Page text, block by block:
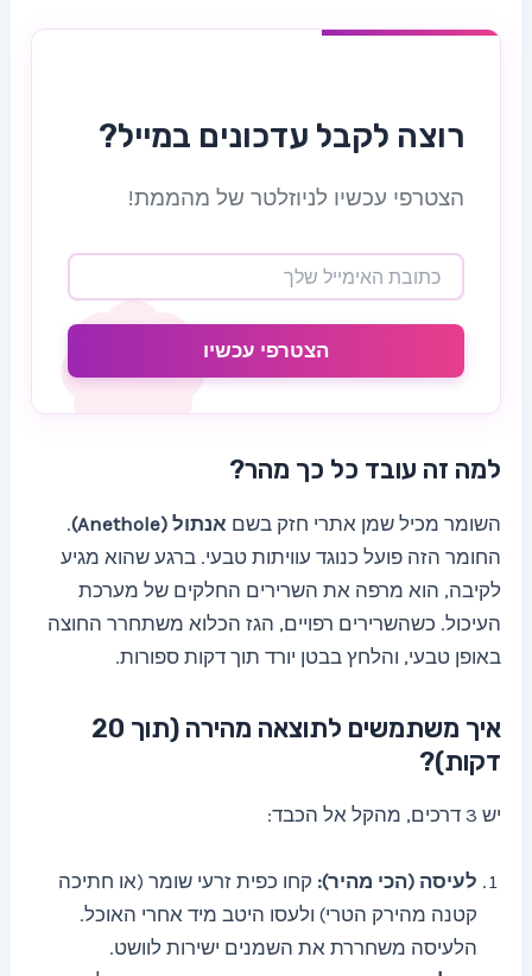
רוצה לקבל עדכונים במייל?
הצטרפי עכשיו לניוזלטר של מהממת!
הצטרפי עכשיו
למה זה עובד כל כך מהר?
השומר מכיל שמן אתרי חזק בשם אנתול (Anethole)
.
החומר הזה פועל כנוגד עוויתות טבעי. ברגע שהוא מגיע
לקיבה, הוא מרפה את השרירים החלקים של מערכת
העיכול. כשהשרירים רפויים, הגז הכלוא משתחרר החוצה
באופן טבעי, והלחץ בבטן יורד תוך דקות ספורות.
איך משתמשים לתוצאה מהירה (תוך 20
דקות)?
יש 3 דרכים, מהקל אל הכבד:
לעיסה (הכי מהיר): קחו כפית זרעי שומר (או חתיכה
קטנה מהירק הטרי) ולעסו היטב מיד אחרי האוכל.
הלעיסה משחררת את השמנים ישירות לוושט.